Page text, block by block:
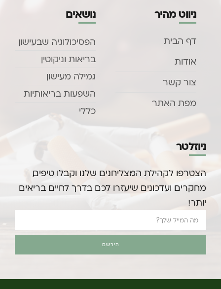
ניווט מהיר
דף הבית
אודות
צור קשר
מפת האתר
נושאים
הפסיכולוגיה שבעישון
בריאות וניקוטין
גמילה מעישון
השפעות בריאותיות
כללי
ניוזלטר
הצטרפו לקהילת המצליחנים שלנו וקבלו טיפים,
מחקרים ועדכונים שיעזרו לכם בדרך לחיים בריאים
יותר!
הירשם